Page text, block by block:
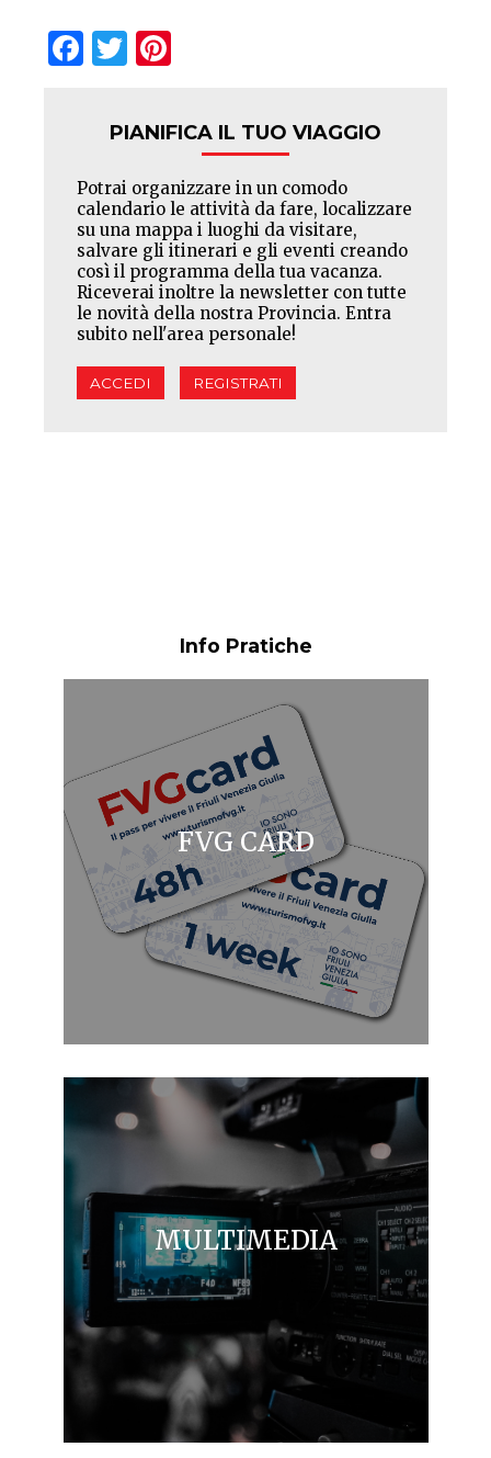
Facebook
Twitter
PIANIFICA IL TUO VIAGGIO
Potrai organizzare in un comodo
calendario le attività da fare, localizzare
su una mappa i luoghi da visitare,
salvare gli itinerari e gli eventi creando
così il programma della tua vacanza.
Riceverai inoltre la newsletter con tutte
le novità della nostra Provincia. Entra
subito nell'area personale!
ACCEDI REGISTRATI
Info Pratiche
FVG CARD
MULTIMEDIA